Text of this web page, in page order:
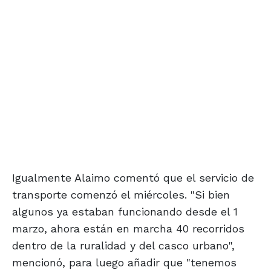
Igualmente Alaimo comentó que el servicio de
transporte comenzó el miércoles. "Si bien
algunos ya estaban funcionando desde el 1
marzo, ahora están en marcha 40 recorridos
dentro de la ruralidad y del casco urbano",
mencionó, para luego añadir que "tenemos